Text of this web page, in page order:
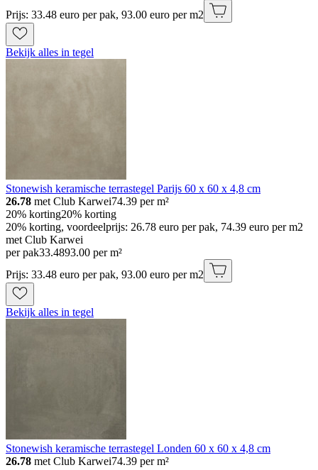
Prijs: 33.48 euro per pak, 93.00 euro per m2
Bekijk alles in tegel
Stonewish keramische terrastegel Parijs 60 x 60 x 4,8 cm
26.78 met Club Karwei74.39 per m²
20% korting20% korting
20% korting, voordeelprijs: 26.78 euro per pak, 74.39 euro per m2
met Club Karwei
per pak33.4893.00 per m²
Prijs: 33.48 euro per pak, 93.00 euro per m2
Bekijk alles in tegel
Stonewish keramische terrastegel Londen 60 x 60 x 4,8 cm
26.78 met Club Karwei74.39 per m²